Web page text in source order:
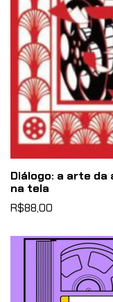
Diálogo: a arte da
na tela
R$88,00